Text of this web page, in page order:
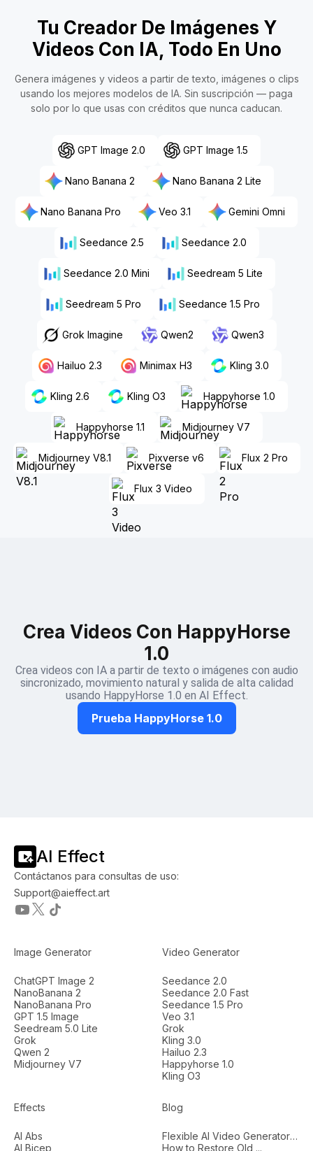
Tu Creador De Imágenes Y
Videos Con IA, Todo En Uno
Genera imágenes y videos a partir de texto, imágenes o clips
usando los mejores modelos de IA. Sin suscripción — paga
solo por lo que usas con créditos que nunca caducan.
GPT Image 2.0 GPT Image 1.5
Nano Banana 2 Nano Banana 2 Lite
Nano Banana Pro Veo 3.1 Gemini Omni
Seedance 2.5 Seedance 2.0
Seedance 2.0 Mini Seedream 5 Lite
Seedream 5 Pro Seedance 1.5 Pro
Grok Imagine Qwen2 Qwen3
Hailuo 2.3 Minimax H3 Kling 3.0
Kling 2.6 Kling O3 Happyhorse 1.0
Happyhorse 1.1 Midjourney V7
Midjourney V8.1 Pixverse v6 Flux 2 Pro
Flux 3 Video
Crea Videos Con HappyHorse
1.0
Crea videos con IA a partir de texto o imágenes con audio
sincronizado, movimiento natural y salida de alta calidad
usando HappyHorse 1.0 en AI Effect.
Prueba HappyHorse 1.0
AI Effect
Contáctanos para consultas de uso:
Support@aieffect.art
Image Generator
ChatGPT Image 2
NanoBanana 2
NanoBanana Pro
GPT 1.5 Image
Seedream 5.0 Lite
Grok
Qwen 2
Midjourney V7
Video Generator
Seedance 2.0
Seedance 2.0 Fast
Seedance 1.5 Pro
Veo 3.1
Grok
Kling 3.0
Hailuo 2.3
Happyhorse 1.0
Kling O3
Effects
AI Abs
AI Bicep
Blog
Flexible AI Video Generators...
How to Restore Old ...